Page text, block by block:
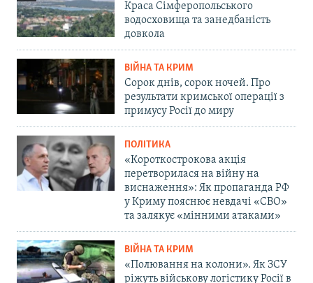
Краса Сімферопольського
водосховища та занедбаність
довкола
ВІЙНА ТА КРИМ
Сорок днів, сорок ночей. Про
результати кримської операції з
примусу Росії до миру
ПОЛІТИКА
«Короткострокова акція
перетворилася на війну на
виснаження»: Як пропаганда РФ
у Криму пояснює невдачі «СВО»
та залякує «мінними атаками»
ВІЙНА ТА КРИМ
«Полювання на колони». Як ЗСУ
ріжуть військову логістику Росії в